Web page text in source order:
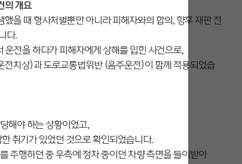
의 개요
을 때 형사처벌뿐만 아니라 피해자와의 합의, 향후 재판 전
다.
전을 하다가 피해자에게 상해를 입힌 사건으로,
치상)과 도로교통법위반 (음주운전)이 함께 적용되었습
해야 하는 상황이었고,
취기가 있었던 것으로 확인되었습니다.
주행하던 중 우측에 정차 중이던 차량 측면을 들이받아